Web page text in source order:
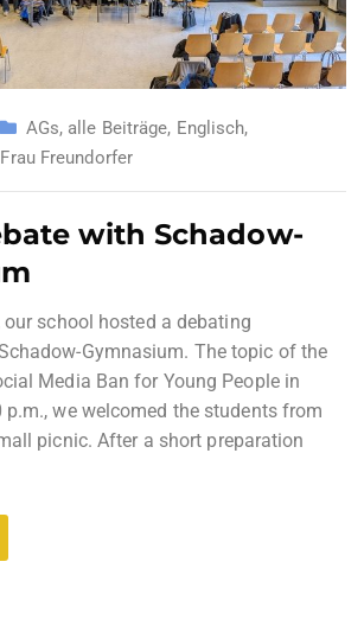
AGs, alle Beiträge, Englisch,
Frau Freundorfer
with Schadow-
our school hosted a debating
Gymnasium. The topic of the
Media Ban for Young People in
p.m., we welcomed the students from
picnic. After a short preparation